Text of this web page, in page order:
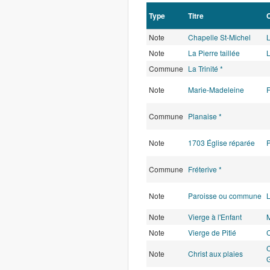
Type Titre
Note Chapelle St-Michel
Note
La Pierre taillée
Commune La Trinité *
Note Marie-Madeleine
Commune Planaise *
Note 1703 Église réparée
Commune Fréterive *
Note Paroisse ou commune
Note Vierge à l'Enfant
Note
Vierge de Pitié
Note Christ aux plaies